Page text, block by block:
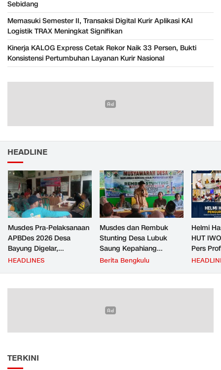
Sebidang
Memasuki Semester II, Transaksi Digital Kurir Aplikasi KAI
Logistik TRAX Meningkat Signifikan
Kinerja KALOG Express Cetak Rekor Naik 33 Persen, Bukti
Konsistensi Pertumbuhan Layanan Kurir Nasional
HEADLINE
Musdes Pra-Pelaksanaan
APBDes 2026 Desa
Bayung Digelar,
Pemerintah Desa
HEADLINES
Musdes dan Rembuk
Stunting Desa Lubuk
Saung Kepahiang
Tetapkan Prioritas RKP
Penurunan Stunting
Berita Bengkulu
Helmi
HUT
Pers
TERKINI